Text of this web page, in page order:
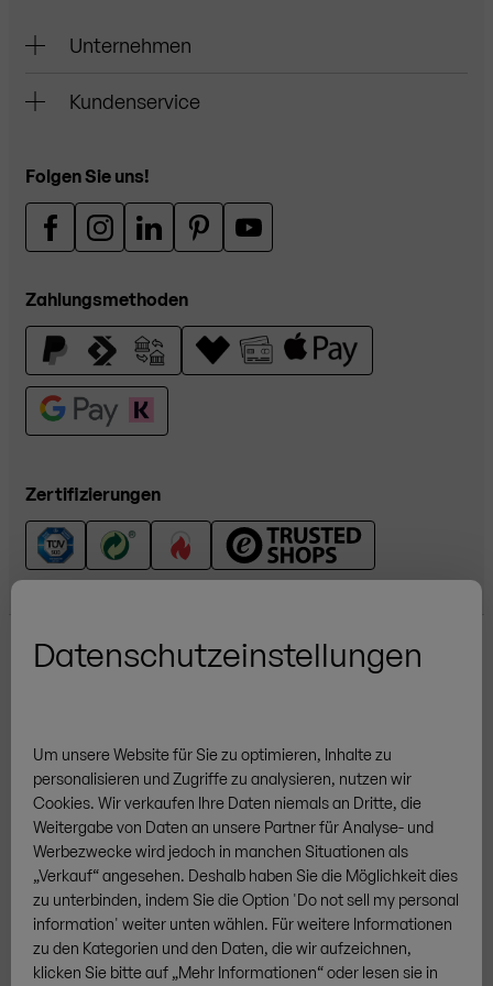
Datenschutzeinstellungen
Um unsere Website für Sie zu optimieren, Inhalte zu
personalisieren und Zugriffe zu analysieren, nutzen wir
Cookies. Wir verkaufen Ihre Daten niemals an Dritte, die
Weitergabe von Daten an unsere Partner für Analyse- und
Werbezwecke wird jedoch in manchen Situationen als
„Verkauf“angesehen. Deshalb haben Sie die Möglichkeit dies
zu unterbinden, indem Sie die Option 'Do not sell my personal
information' weiter unten wählen. Für weitere Informationen
zu den Kategorien und den Daten, die wir aufzeichnen,
klicken Sie bitte auf „Mehr Informationen“oder lesen sie in
Unternehmen
Kundenservice
Folgen Sie uns!
Zahlungsmethoden
Zertifizierungen
Weitere Marken
AGB Datenschutz Cookies Impressum
Sitemap
WiderrufsrechtVertrag widerrufen IT / DE
© ZINGERLE GROUP